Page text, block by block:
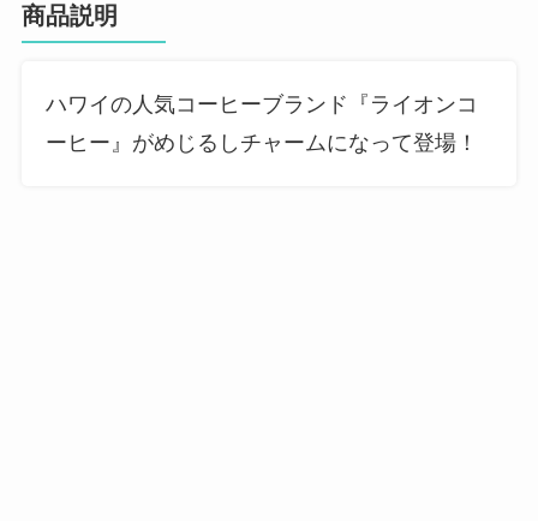
商品説明
ハワイの人気コーヒーブランド『ライオンコ
ーヒー』がめじるしチャームになって登場！